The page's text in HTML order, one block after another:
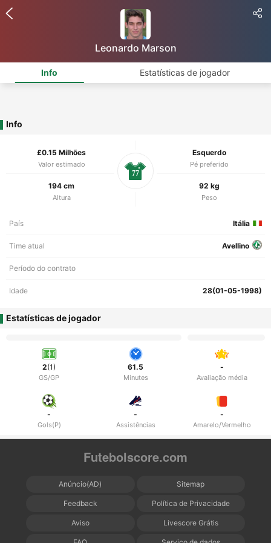
Leonardo Marson
Info Estatísticas de jogador
Info
£0.15 Milhões
Valor estimado
Esquerdo
Pé preferido
194 cm
Altura
92 kg
Peso
77
País Itália
Time atual Avellino
Período do contrato
Idade 28(01-05-1998)
Estatísticas de jogador
2(1)
GS/GP
61.5
Minutes
-
Avaliação média
-
Gols(P)
-
Assistências
-
Amarelo/Vermelho
Futebolscore.com
Anúncio(AD) Sitemap
Feedback Política de Privacidade
Aviso Livescore Grátis